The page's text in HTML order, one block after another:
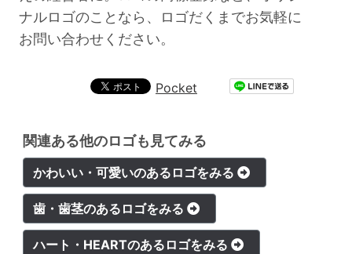
ナルロゴのことなら、ロゴだくまでお気軽に
お問い合わせください。
Pocket
関連ある他のロゴも見てみる
かわいい・可愛いのあるロゴをみる
歯・歯茎のあるロゴをみる
ハート・HEARTのあるロゴをみる